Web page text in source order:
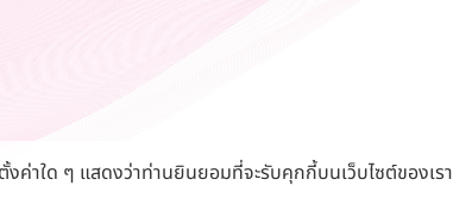
ค่าใด ๆ แสดงว่าท่านยินยอมที่จะรับคุกกี้บนเว็บไซต์ของเรา